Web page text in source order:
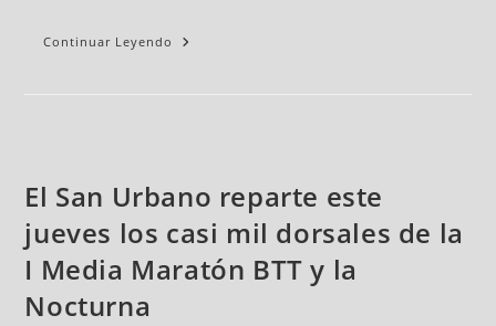
Continuar Leyendo
El San Urbano reparte este
jueves los casi mil dorsales de la
I Media Maratón BTT y la
Nocturna